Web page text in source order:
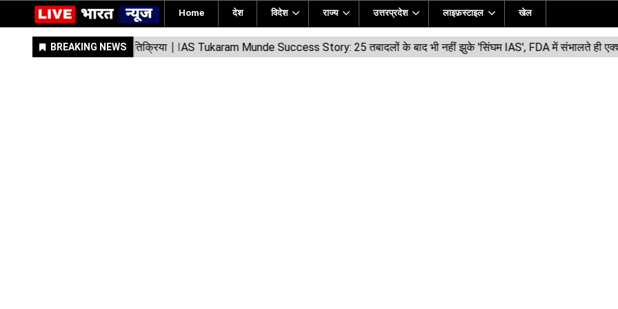
Home देश विदेश राज्य उत्तरप्रदेश लाइफ़स्टाइल खेल